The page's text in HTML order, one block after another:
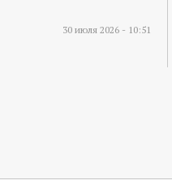
30 июля 2026 - 10:51